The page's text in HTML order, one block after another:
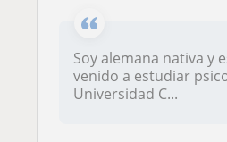
Soy alemana nativa y
venido a estudiar
Universidad C...